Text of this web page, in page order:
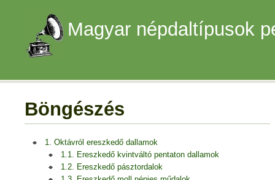
Magyar népdaltípusok
Böngészés
1. Oktávról ereszkedő dallamok
1.1. Ereszkedő kvintváltó pentaton dallamok
1.2. Ereszkedő pásztordalok